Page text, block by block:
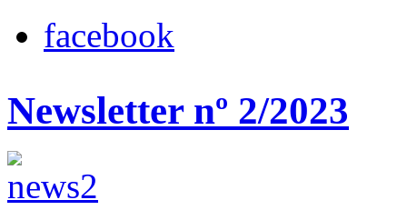
facebook
Newsletter nº 2/2023